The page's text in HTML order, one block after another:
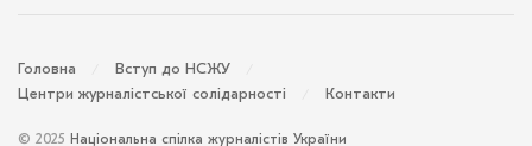
Головна
Вступ до НСЖУ
Центри журналістської солідарності
Контакти
© 2025 Національна спілка журналістів України